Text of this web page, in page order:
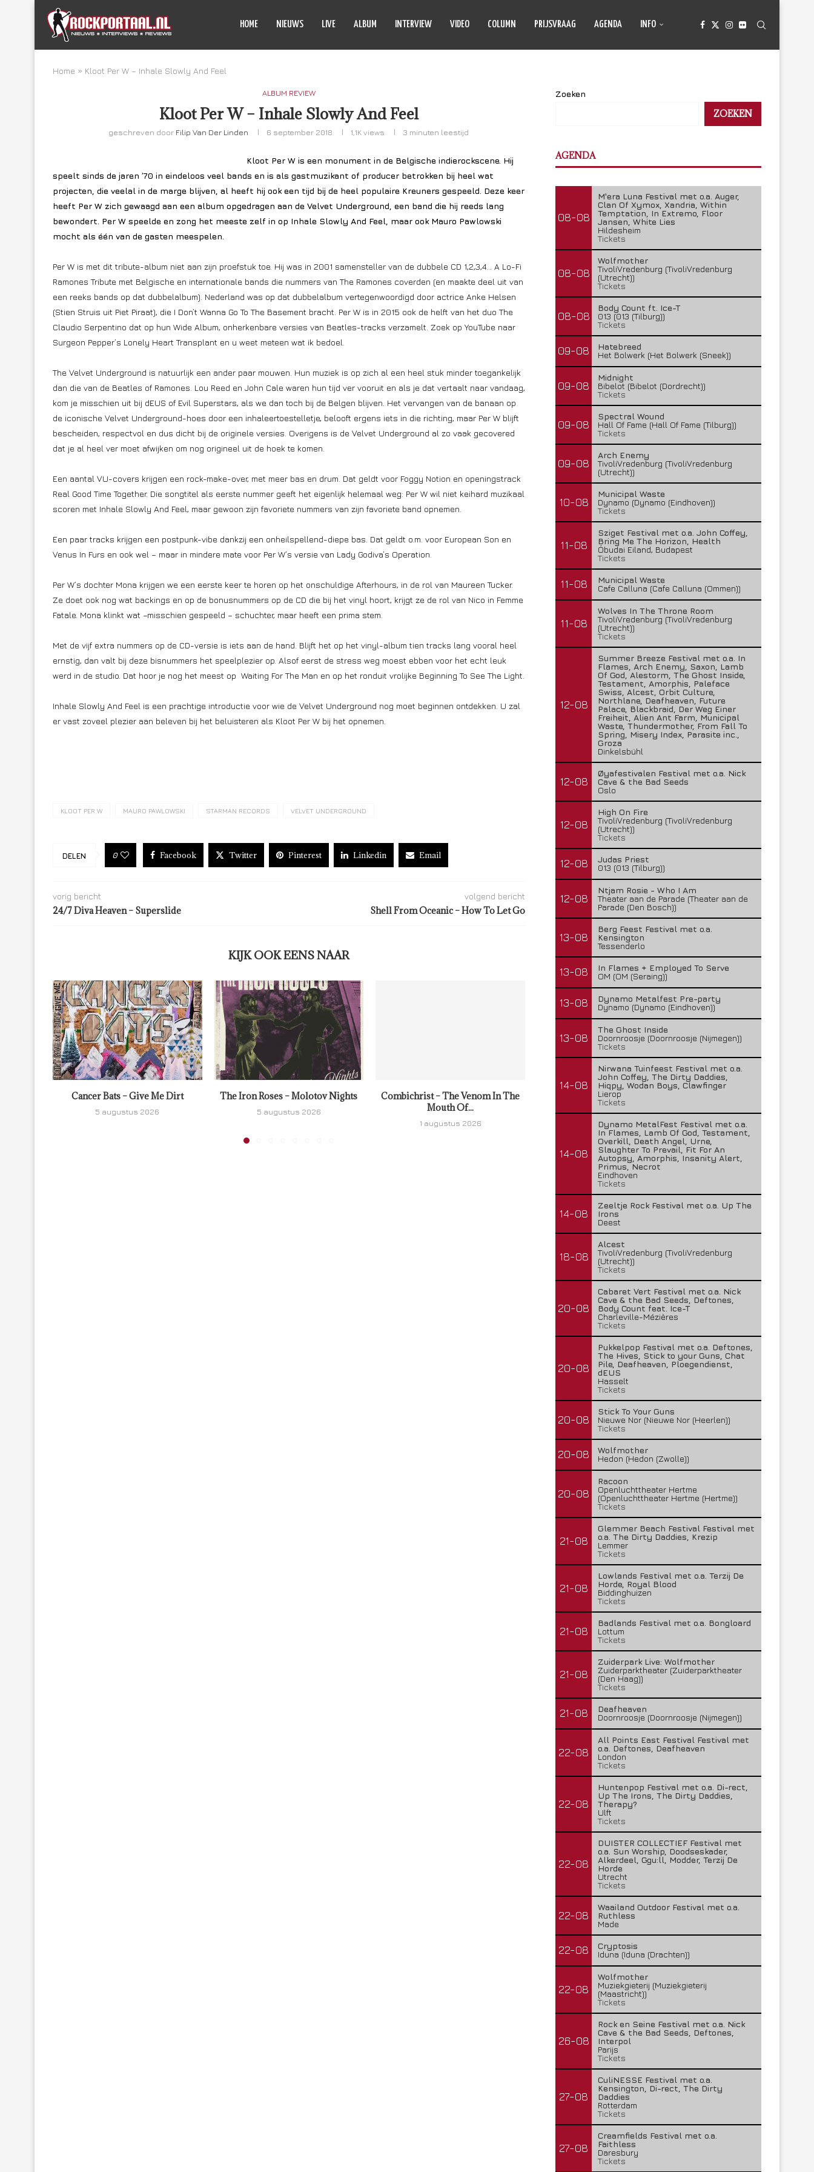
HOME NIEUWS LIVE ALBUM INTERVIEW VIDEO COLUMN PRIJSVRAAG AGENDA INFO
Home » Kloot Per W – Inhale Slowly And Feel
ALBUM REVIEW
Kloot Per W – Inhale Slowly And Feel
geschreven door Filip Van Der Linden 6 september 2018 1,1K views 3 minuten leestijd
Kloot Per W is een monument in de Belgische indierockscene. Hij
speelt sinds de jaren ’70 in eindeloos veel bands en is als gastmuzikant of producer betrokken bij heel wat
projecten, die veelal in de marge blijven, al heeft hij ook een tijd bij de heel populaire Kreuners gespeeld. Deze keer
heeft Per W zich gewaagd aan een album opgedragen aan de Velvet Underground, een band die hij reeds lang
bewondert. Per W speelde en zong het meeste zelf in op Inhale Slowly And Feel, maar ook Mauro Pawlowski
mocht als één van de gasten meespelen.
Per W is met dit tribute-album niet aan zijn proefstuk toe. Hij was in 2001 samensteller van de dubbele CD 1,2,3,4… A Lo-Fi
Ramones Tribute met Belgische en internationale bands die nummers van The Ramones coverden (en maakte deel uit van
een reeks bands op dat dubbelalbum). Nederland was op dat dubbelalbum vertegenwoordigd door actrice Anke Helsen
(Stien Struis uit Piet Piraat), die I Don’t Wanna Go To The Basement bracht. Per W is in 2015 ook de helft van het duo The
Claudio Serpentino dat op hun Wide Album, onherkenbare versies van Beatles-tracks verzamelt. Zoek op YouTube naar
Surgeon Pepper’s Lonely Heart Transplant en u weet meteen wat ik bedoel.
The Velvet Underground is natuurlijk een ander paar mouwen. Hun muziek is op zich al een heel stuk minder toegankelijk
dan die van de Beatles of Ramones. Lou Reed en John Cale waren hun tijd ver vooruit en als je dat vertaalt naar vandaag,
kom je misschien uit bij dEUS of Evil Superstars, als we dan toch bij de Belgen blijven. Het vervangen van de banaan op
de iconische Velvet Underground-hoes door een inhaleertoestelletje, belooft ergens iets in die richting, maar Per W blijft
bescheiden, respectvol en dus dicht bij de originele versies. Overigens is de Velvet Underground al zo vaak gecovered
dat je al heel ver moet afwijken om nog origineel uit de hoek te komen.
Een aantal VU-covers krijgen een rock-make-over, met meer bas en drum. Dat geldt voor Foggy Notion en openingstrack
Real Good Time Together. Die songtitel als eerste nummer geeft het eigenlijk helemaal weg: Per W wil niet keihard muzikaal
scoren met Inhale Slowly And Feel, maar gewoon zijn favoriete nummers van zijn favoriete band opnemen.
Een paar tracks krijgen een postpunk-vibe dankzij een onheilspellend-diepe bas. Dat geldt o.m. voor European Son en
Venus In Furs en ook wel – maar in mindere mate voor Per W’s versie van Lady Godiva’s Operation.
Per W’s dochter Mona krijgen we een eerste keer te horen op het onschuldige Afterhours, in de rol van Maureen Tucker.
Ze doet ook nog wat backings en op de bonusnummers op de CD die bij het vinyl hoort, krijgt ze de rol van Nico in Femme
Fatale. Mona klinkt wat –misschien gespeeld – schuchter, maar heeft een prima stem.
Met de vijf extra nummers op de CD-versie is iets aan de hand. Blijft het op het vinyl-album tien tracks lang vooral heel
ernstig, dan valt bij deze bisnummers het speelplezier op. Alsof eerst de stress weg moest ebben voor het echt leuk
werd in de studio. Dat hoor je nog het meest op Waiting For The Man en op het ronduit vrolijke Beginning To See The Light.
Inhale Slowly And Feel is een prachtige introductie voor wie de Velvet Underground nog moet beginnen ontdekken. U zal
er vast zoveel plezier aan beleven bij het beluisteren als Kloot Per W bij het opnemen.
KLOOT PER W MAURO PAWLOWSKI STARMAN RECORDS VELVET UNDERGROUND
DELEN 0 Facebook Twitter Pinterest Linkedin Email
vorig bericht
24/7 Diva Heaven – Superslide
volgend bericht
Shell From Oceanic – How To Let Go
KIJK OOK EENS NAAR
Cancer Bats – Give Me Dirt
5 augustus 2026
The Iron Roses – Molotov Nights
5 augustus 2026
Combichrist – The Venom In The
Mouth Of...
1 augustus 2026
Lunatic Soul – Transition II
29 juli 2026 27 juli 2026
Zoeken
ZOEKEN
AGENDA
08-08
M'era Luna Festival met o.a. Auger,
Clan Of Xymox, Xandria, Within
Temptation, In Extremo, Floor
Jansen, White Lies
Hildesheim
Tickets
08-08
Wolfmother
TivoliVredenburg (TivoliVredenburg
(Utrecht))
Tickets
08-08
Body Count ft. Ice-T
013 (013 (Tilburg))
Tickets
09-08
Hatebreed
Het Bolwerk (Het Bolwerk (Sneek))
09-08
Midnight
Bibelot (Bibelot (Dordrecht))
Tickets
09-08
Spectral Wound
Hall Of Fame (Hall Of Fame (Tilburg))
Tickets
09-08
Arch Enemy
TivoliVredenburg (TivoliVredenburg
(Utrecht))
10-08
Municipal Waste
Dynamo (Dynamo (Eindhoven))
Tickets
11-08
Sziget Festival met o.a. John Coffey,
Bring Me The Horizon, Health
Óbudai Eiland, Budapest
Tickets
11-08
Municipal Waste
Cafe Calluna (Cafe Calluna (Ommen))
11-08
Wolves In The Throne Room
TivoliVredenburg (TivoliVredenburg
(Utrecht))
Tickets
12-08
Summer Breeze Festival met o.a. In
Flames, Arch Enemy, Saxon, Lamb
Of God, Alestorm, The Ghost Inside,
Testament, Amorphis, Paleface
Swiss, Alcest, Orbit Culture,
Northlane, Deafheaven, Future
Palace, Blackbraid, Der Weg Einer
Freiheit, Alien Ant Farm, Municipal
Waste, Thundermother, From Fall To
Spring, Misery Index, Parasite inc.,
Groza
Dinkelsbühl
12-08
Øyafestivalen Festival met o.a. Nick
Cave & the Bad Seeds
Oslo
12-08
High On Fire
TivoliVredenburg (TivoliVredenburg
(Utrecht))
Tickets
12-08
Judas Priest
013 (013 (Tilburg))
12-08
Ntjam Rosie - Who I Am
Theater aan de Parade (Theater aan de
Parade (Den Bosch))
13-08
Berg Feest Festival met o.a.
Kensington
Tessenderlo
13-08
In Flames + Employed To Serve
OM (OM (Seraing))
13-08
Dynamo Metalfest Pre-party
Dynamo (Dynamo (Eindhoven))
13-08
The Ghost Inside
Doornroosje (Doornroosje (Nijmegen))
Tickets
14-08
Nirwana Tuinfeest Festival met o.a.
John Coffey, The Dirty Daddies,
Hiqpy, Wodan Boys, Clawfinger
Lierop
Tickets
14-08
Dynamo MetalFest Festival met o.a.
In Flames, Lamb Of God, Testament,
Overkill, Death Angel, Urne,
Slaughter To Prevail, Fit For An
Autopsy, Amorphis, Insanity Alert,
Primus, Necrot
Eindhoven
Tickets
14-08
Zeeltje Rock Festival met o.a. Up The
Irons
Deest
18-08
Alcest
TivoliVredenburg (TivoliVredenburg
(Utrecht))
Tickets
20-08
Cabaret Vert Festival met o.a. Nick
Cave & the Bad Seeds, Deftones,
Body Count feat. Ice-T
Charleville-Mézières
Tickets
20-08
Pukkelpop Festival met o.a. Deftones,
The Hives, Stick to your Guns, Chat
Pile, Deafheaven, Ploegendienst,
dEUS
Hasselt
Tickets
20-08
Stick To Your Guns
Nieuwe Nor (Nieuwe Nor (Heerlen))
Tickets
20-08
Wolfmother
Hedon (Hedon (Zwolle))
20-08
Racoon
Openluchttheater Hertme
(Openluchttheater Hertme (Hertme))
Tickets
21-08
Glemmer Beach Festival Festival met
o.a. The Dirty Daddies, Krezip
Lemmer
Tickets
21-08
Lowlands Festival met o.a. Terzij De
Horde, Royal Blood
Biddinghuizen
Tickets
21-08
Badlands Festival met o.a. Bongloard
Lottum
Tickets
21-08
Zuiderpark Live: Wolfmother
Zuiderparktheater (Zuiderparktheater
(Den Haag))
Tickets
21-08
Deafheaven
Doornroosje (Doornroosje (Nijmegen))
22-08
All Points East Festival Festival met
o.a. Deftones, Deafheaven
London
Tickets
22-08
Huntenpop Festival met o.a. Di-rect,
Up The Irons, The Dirty Daddies,
Therapy?
Ulft
Tickets
22-08
DUISTER COLLECTIEF Festival met
o.a. Sun Worship, Doodseskader,
Alkerdeel, Ggu:ll, Modder, Terzij De
Horde
Utrecht
Tickets
22-08
Waailand Outdoor Festival met o.a.
Ruthless
Made
22-08
Cryptosis
Iduna (Iduna (Drachten))
22-08
Wolfmother
Muziekgieterij (Muziekgieterij
(Maastricht))
Tickets
26-08
Rock en Seine Festival met o.a. Nick
Cave & the Bad Seeds, Deftones,
Interpol
Parijs
Tickets
27-08
CuliNESSE Festival met o.a.
Kensington, Di-rect, The Dirty
Daddies
Rotterdam
Tickets
27-08
Creamfields Festival met o.a.
Faithless
Daresbury
Tickets